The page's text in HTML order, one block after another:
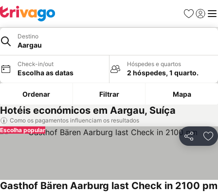
Favoritos
Iniciar
Destino
Aargau
Check-in/out
Escolha as datas
Hóspedes e quartos
2 hóspedes, 1 quarto.
Ordenar Filtrar Mapa
Hotéis económicos em Aargau, Suíça
Como os pagamentos influenciam os resultados
Partilhar
Escolha popular
Gasthof Bären Aarburg last Check in 2100 pm